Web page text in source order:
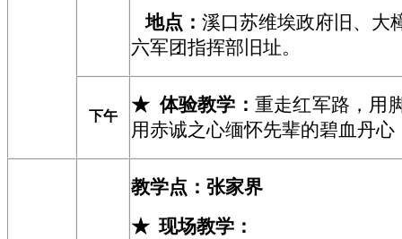
地点 ： 溪口苏维埃政府旧 、 大
六军团指挥部旧址。
下午
★ 体验教学： 重走红军路，用
用赤诚之心缅怀先辈的碧血丹心
教学点： 张家界
★ 现场教学 ：